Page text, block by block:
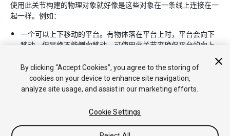
使用此关节构建的物理对象就好像是这些对象在一条线上连接在一
起一样。例如：
一个可以上下移动的平台。有物体落在平台上时，平台会向下
移动，但是绝不能侧向移动。可使用此关节来确保平台的向上
By clicking “Accept Cookies”, you agree to the storing of
cookies on your device to enhance site navigation,
analyze site usage, and assist in our marketing efforts.
Cookie Settings